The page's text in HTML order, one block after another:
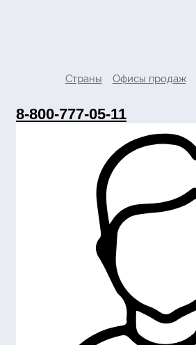
Страны Офисы продаж
8-800-777-05-11